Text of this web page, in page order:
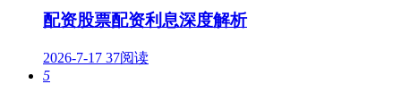
配资股票配资利息深度解析
2026-7-17 37阅读
5